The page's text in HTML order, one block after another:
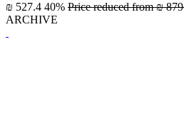
₪ 527.4 40% Price reduced from₪ 879
ARCHIVE